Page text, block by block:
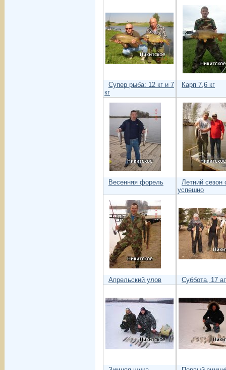
Супер рыба: 12 кг и 7
кг
Карп 7,6 кг
Весенняя форель
Летний сезон
успешно
Апрельский улов Суббота, 17